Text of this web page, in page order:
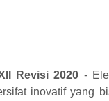
Revisi 2020 -
inovatif yang